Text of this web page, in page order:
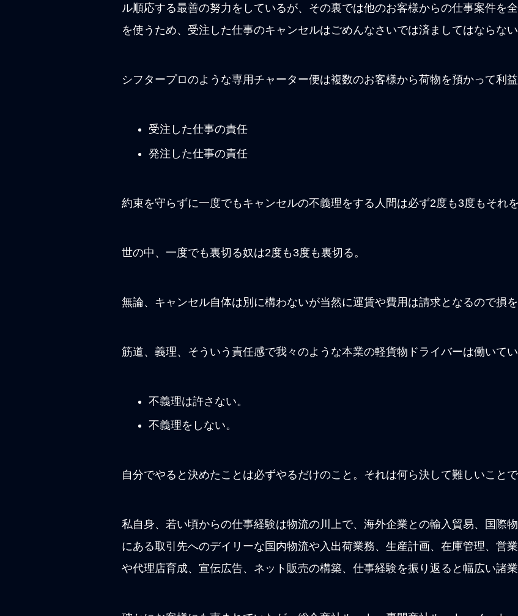
ル順応する最善の努力をしているが、その裏では他のお客様からの仕事案件を
を使うため、受注した仕事のキャンセルはごめんなさいでは済ましてはならない
シフタープロのような専用チャーター便は複数のお客様から荷物を預かって利
受注した仕事の責任
発注した仕事の責任
約束を守らずに一度でもキャンセルの不義理をする人間は必ず2度も3度もそれ
世の中、一度でも裏切る奴は2度も3度も裏切る。
無論、キャンセル自体は別に構わないが当然に運賃や費用は請求となるので損を
筋道、義理、そういう責任感で我々のような本業の軽貨物ドライバーは働いてい
不義理は許さない。
不義理をしない。
自分でやると決めたことは必ずやるだけのこと。それは何ら決して難しいことで
私自身、若い頃からの仕事経験は物流の川上で、 海外企業との輸入貿易、国際
にある取引先へのデイリーな国内物流や入出荷業務、生産計画、在庫管理、営
や代理店育成、宣伝広告、ネット販売の構築、 仕事経験を振り返ると幅広い諸